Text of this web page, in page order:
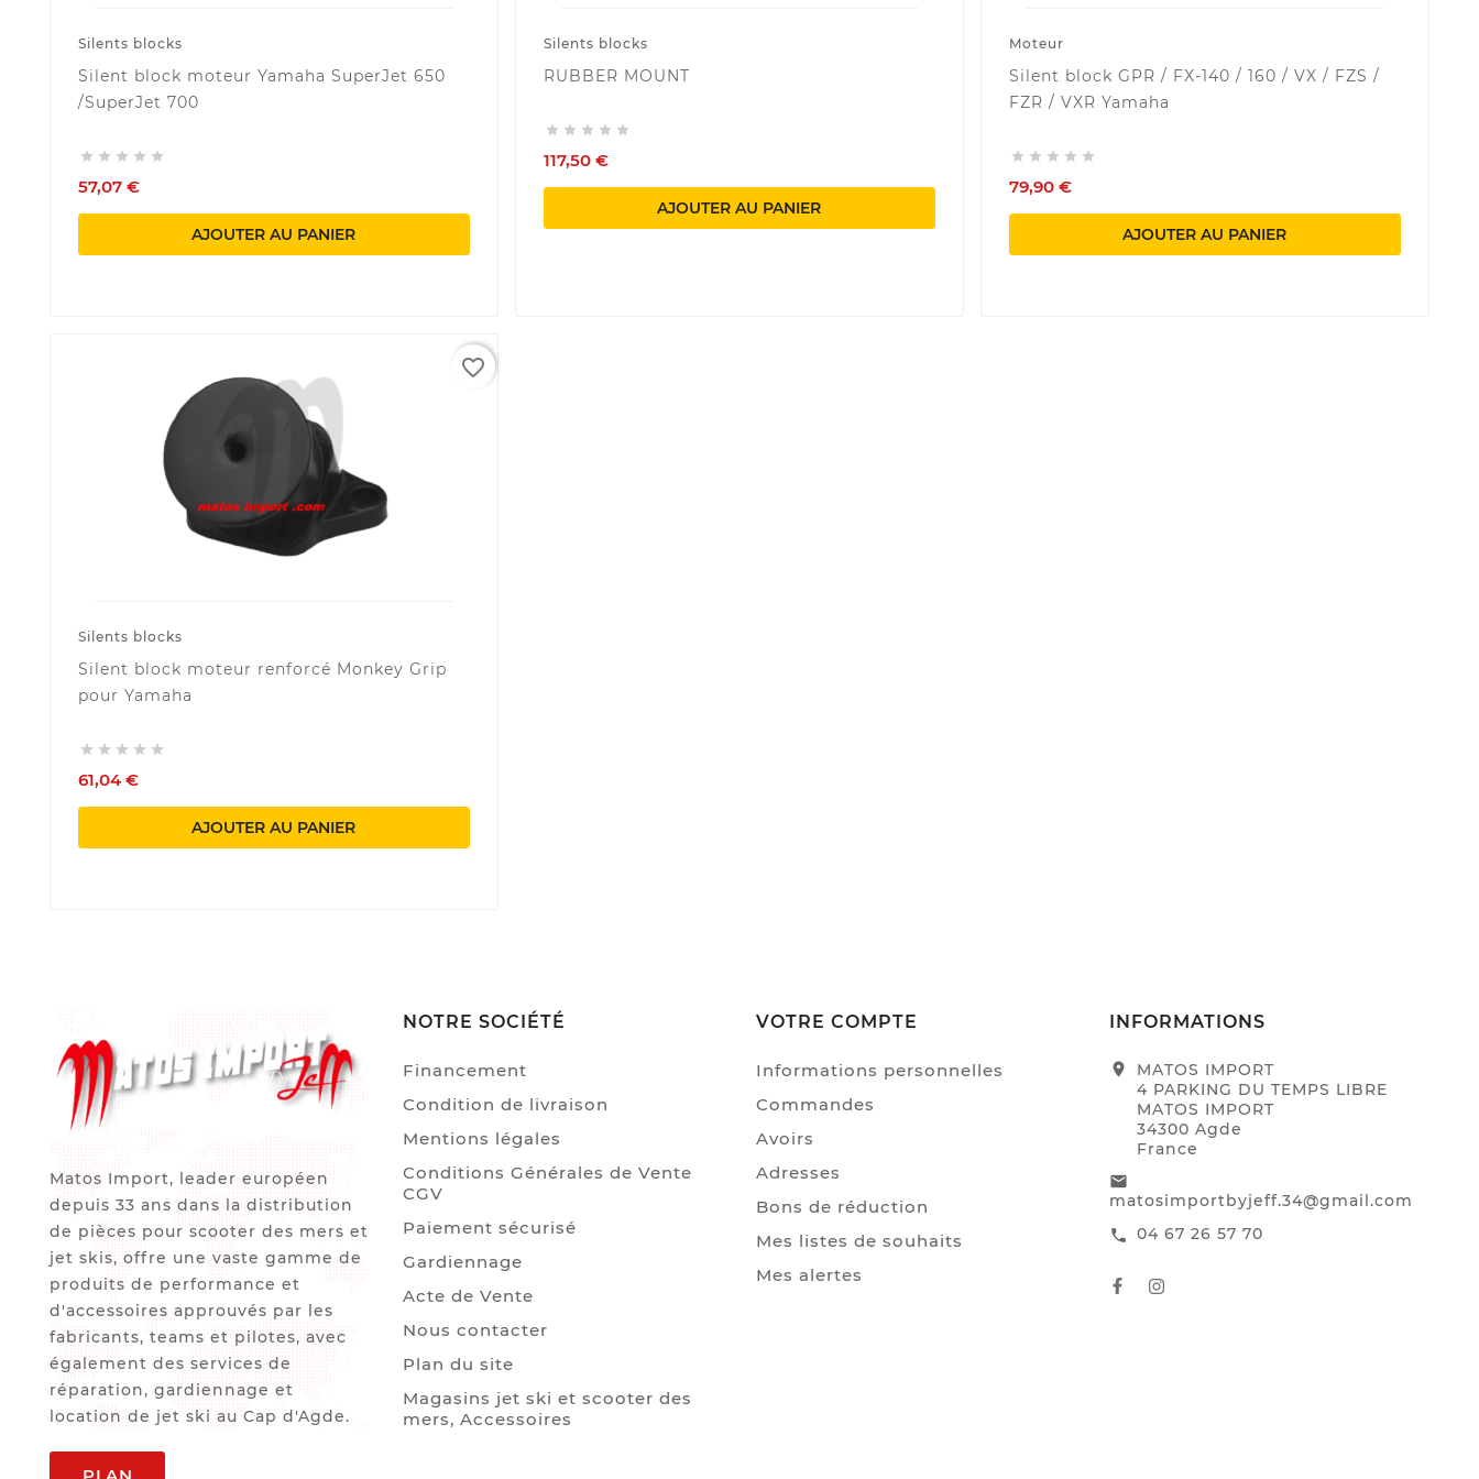
Silents blocks
Silent block moteur Yamaha SuperJet 650
/SuperJet 700
    
57,07 €
AJOUTER AU PANIER
Silents blocks
RUBBER MOUNT
    
117,50 €
AJOUTER AU PANIER
Moteur
Silent block GPR / FX-140 / 160 / VX / FZS /
FZR / VXR Yamaha
    
79,90 €
AJOUTER AU PANIER
Silents blocks
Silent block moteur renforcé Monkey Grip
pour Yamaha
    
61,04 €
AJOUTER AU PANIER
favorite_border
Matos Import, leader européen
depuis 33 ans dans la distribution
de pièces pour scooter des mers et
jet skis, offre une vaste gamme de
produits de performance et
d'accessoires approuvés par les
fabricants, teams et pilotes, avec
également des services de
réparation, gardiennage et
location de jet ski au Cap d'Agde.
NOTRE SOCIÉTÉ
Financement
Condition de livraison
Mentions légales
Conditions Générales de Vente
CGV
Paiement sécurisé
Gardiennage
Acte de Vente
Nous contacter
Plan du site
Magasins jet ski et scooter des
mers, Accessoires
VOTRE COMPTE
Informations personnelles
Commandes
Avoirs
Adresses
Bons de réduction
Mes listes de souhaits
Mes alertes
INFORMATIONS
location_on
MATOS IMPORT
4 PARKING DU TEMPS LIBRE
MATOS IMPORT
34300 Agde
France
email
matosimportbyjeff.34@gmail.com
call 04 67 26 57 70